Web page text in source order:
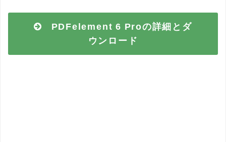
PDFelement 6 Proの詳細とダ
ウンロード